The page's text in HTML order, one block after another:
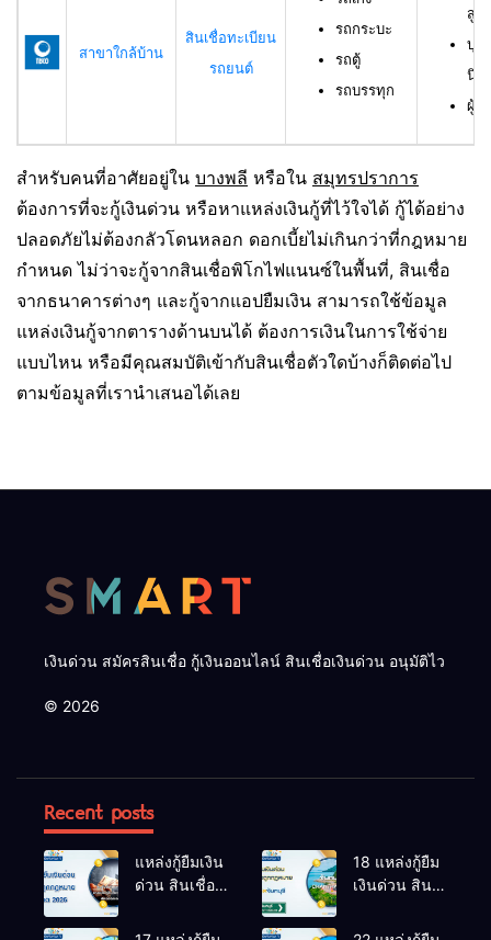
สาขาใกล้บ้าน
สินเชื่อทะเบียน
รถยนต์
รถกระบะ
รถตู้
รถบรรทุก
สูง
บุค
นิติ
ผู้กู้
สำหรับคนที่อาศัยอยู่ใน บางพลี หรือใน สมุทรปราการ
ต้องการที่จะกู้เงินด่วน หรือหาแหล่งเงินกู้ที่ไว้ใจได้ กู้ได้อย่าง
ปลอดภัยไม่ต้องกลัวโดนหลอก ดอกเบี้ยไม่เกินกว่าที่กฎหมาย
กำหนด ไม่ว่าจะกู้จากสินเชื่อพิโกไฟแนนซ์ในพื้นที่, สินเชื่อ
จากธนาคารต่างๆ และกู้จากแอปยืมเงิน สามารถใช้ข้อมูล
แหล่งเงินกู้จากตารางด้านบนได้ ต้องการเงินในการใช้จ่าย
แบบไหน หรือมีคุณสมบัติเข้ากับสินเชื่อตัวใดบ้างก็ติดต่อไป
ตามข้อมูลที่เรานำเสนอได้เลย
เงินด่วน สมัครสินเชื่อ กู้เงินออนไลน์ สินเชื่อเงินด่วน อนุมัติไว
© 2026
Recent posts
แหล่งกู้ยืมเงิน
ด่วน สินเชื่อ
อัปเดต 2026
18 แหล่งกู้ยืม
เงินด่วน สิน
กฎหมาย นา